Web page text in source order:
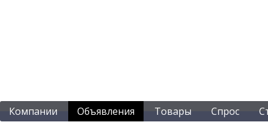
Компании Объявления Товары Спрос